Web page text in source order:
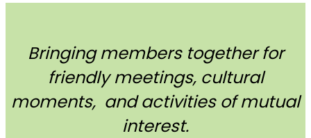
Bringing members together for
friendly meetings, cultural
moments, and activities of mutual
interest.